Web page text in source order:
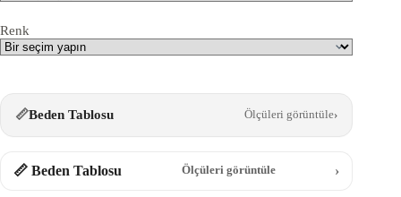
Renk
📏Beden Tablosu Ölçüleri görüntüle›
📏 Beden Tablosu Ölçüleri görüntüle ›